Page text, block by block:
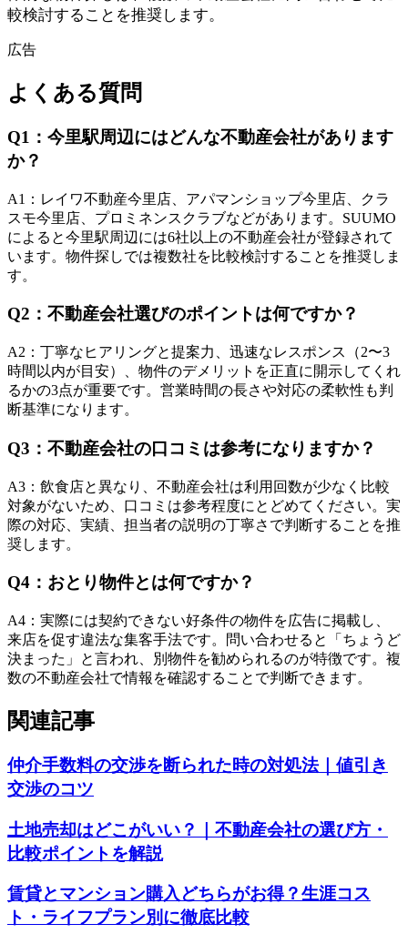
較検討することを推奨します。
広告
よくある質問
Q1 ： 今里駅周辺にはどんな不動産会社があります
か？
A1 ： レイワ不動産今里店、アパマンショップ今里店、クラ
スモ今里店、プロミネンスクラブなどがあります。SUUMO
によると今里駅周辺には6社以上の不動産会社が登録されて
います。物件探しでは複数社を比較検討することを推奨しま
す。
Q2 ： 不動産会社選びのポイントは何ですか？
A2 ： 丁寧なヒアリングと提案力、迅速なレスポンス（2〜3
時間以内が目安）、物件のデメリットを正直に開示してくれ
るかの3点が重要です。営業時間の長さや対応の柔軟性も判
断基準になります。
Q3 ： 不動産会社の口コミは参考になりますか？
A3 ： 飲食店と異なり、不動産会社は利用回数が少なく比較
対象がないため、口コミは参考程度にとどめてください。実
際の対応、実績、担当者の説明の丁寧さで判断することを推
奨します。
Q4 ： おとり物件とは何ですか？
A4 ： 実際には契約できない好条件の物件を広告に掲載し、
来店を促す違法な集客手法です。問い合わせると「ちょうど
決まった」と言われ、別物件を勧められるのが特徴です。複
数の不動産会社で情報を確認することで判断できます。
関連記事
仲介手数料の交渉を断られた時の対処法｜値引き
交渉のコツ
土地売却はどこがいい？｜不動産会社の選び方・
比較ポイントを解説
賃貸とマンション購入どちらがお得？生涯コス
ト・ライフプラン別に徹底比較